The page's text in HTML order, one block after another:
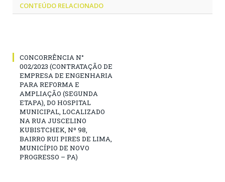
CONTEÚDO RELACIONADO
CONCORRÊNCIA N°
002/2023 (CONTRATAÇÃO DE
EMPRESA DE ENGENHARIA
PARA REFORMA E
AMPLIAÇÃO (SEGUNDA
ETAPA), DO HOSPITAL
MUNICIPAL, LOCALIZADO
NA RUA JUSCELINO
KUBISTCHEK, Nº 98,
BAIRRO RUI PIRES DE LIMA,
MUNICÍPIO DE NOVO
PROGRESSO – PA)